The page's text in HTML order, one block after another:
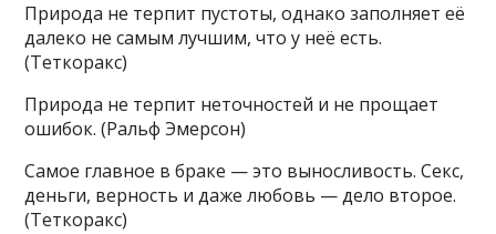
Природа не терпит пустоты, однако заполняет её
далеко не самым лучшим, что у неё есть.
(Теткоракс)
Природа не терпит неточностей и не прощает
ошибок. (Ральф Эмерсон)
Самое главное в браке — это выносливость. Секс,
деньги, верность и даже любовь — дело второе.
(Теткоракс)